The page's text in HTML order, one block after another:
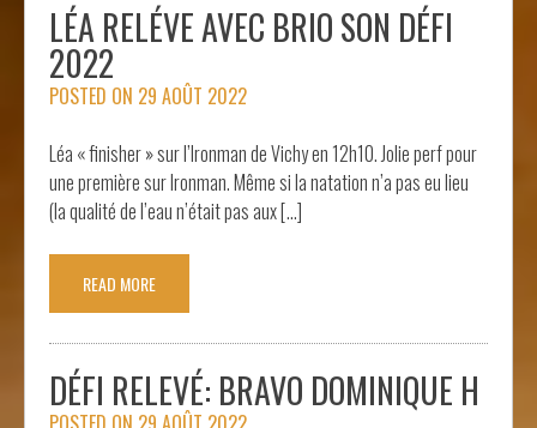
LÉA RELÉVE AVEC BRIO SON DÉFI
2022
POSTED ON 29 AOÛT 2022
Léa « finisher » sur l’Ironman de Vichy en 12h10. Jolie perf pour
une première sur Ironman. Même si la natation n’a pas eu lieu
(la qualité de l’eau n’était pas aux […]
READ MORE
DÉFI RELEVÉ: BRAVO DOMINIQUE H